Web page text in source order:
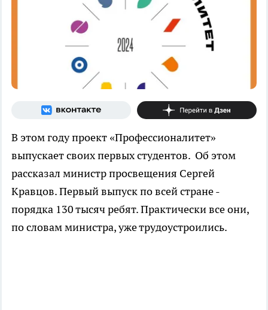
В этом году проект «Профессионалитет»
выпускает своих первых студентов. Об этом
рассказал министр просвещения Сергей
Кравцов. Первый выпуск по всей стране -
порядка 130 тысяч ребят. Практически все они,
по словам министра, уже трудоустроились.